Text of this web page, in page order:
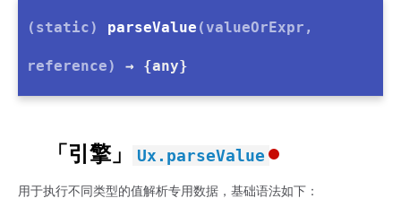
(static) parseValue (valueOrExpr,
reference) → {any}
「引擎」 Ux.parseValue
用于执行不同类型的值解析专用数据，基础语法如下：